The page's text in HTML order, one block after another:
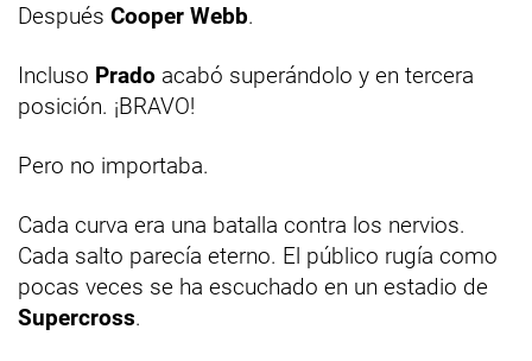
Después Cooper Webb.
Incluso Prado acabó superándolo y en tercera
posición. ¡BRAVO!
Pero no importaba.
Cada curva era una batalla contra los nervios.
Cada salto parecía eterno. El público rugía como
pocas veces se ha escuchado en un estadio de
Supercross.